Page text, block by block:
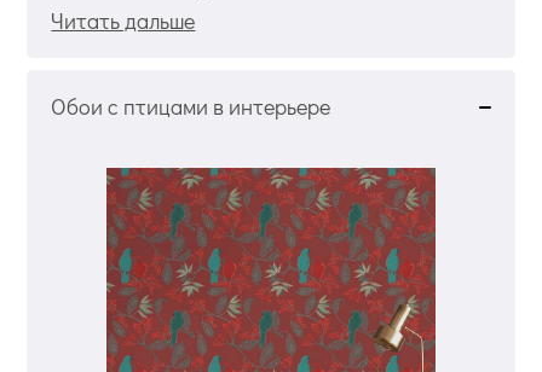
Читать дальше
Обои с птицами в интерьере